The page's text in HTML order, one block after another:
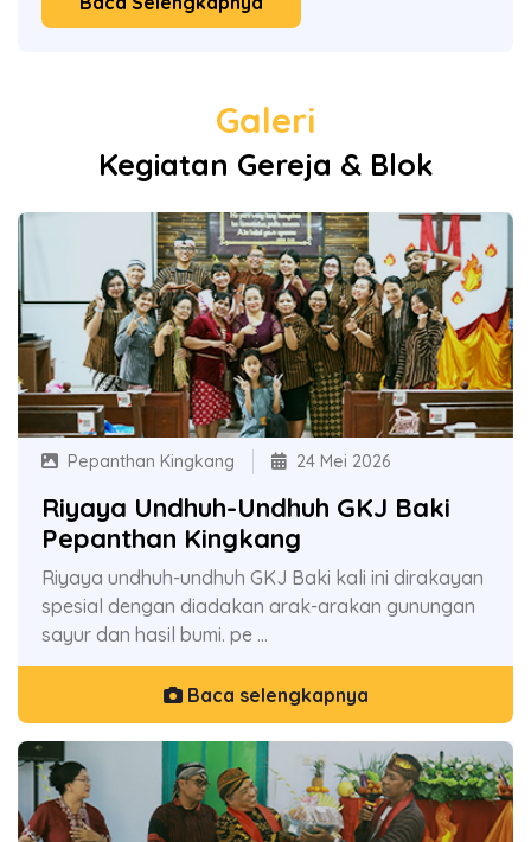
Galeri
Kegiatan Gereja & Blok
Pepanthan Kingkang 24 Mei 2026
Riyaya Undhuh-Undhuh GKJ Baki
Pepanthan Kingkang
Riyaya undhuh-undhuh GKJ Baki kali ini dirakayan
spesial dengan diadakan arak-arakan gunungan
sayur dan hasil bumi. pe ...
Baca selengkapnya